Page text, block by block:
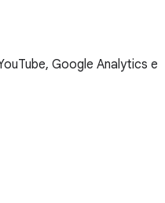
Google Analytics e